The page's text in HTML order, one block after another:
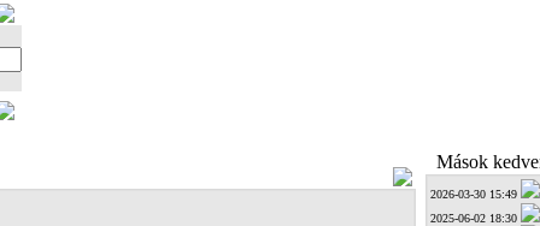
Mások
2026-03-30 15:49
2025-06-02 18:30